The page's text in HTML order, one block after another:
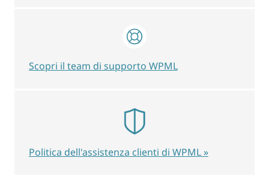
Scopri il team di supporto WPML
Politica dell'assistenza clienti di WPML »